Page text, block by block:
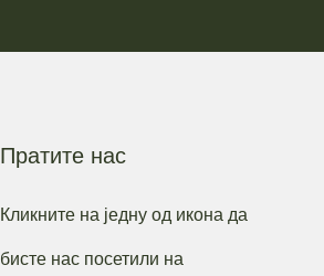
Пратите нас
Кликните на једну од икона да
бисте нас посетили на